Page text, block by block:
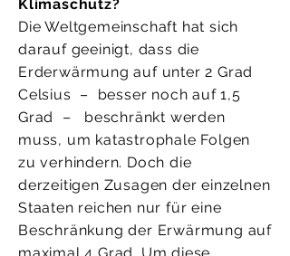
Klimaschutz?
Die Weltgemeinschaft hat sich
darauf geeinigt, dass die
Erderwärmung auf unter 2 Grad
Celsius – besser noch auf 1,5
Grad – beschränkt werden
muss, um katastrophale Folgen
zu verhindern. Doch die
derzeitigen Zusagen der einzelnen
Staaten reichen nur für eine
Beschränkung der Erwärmung auf